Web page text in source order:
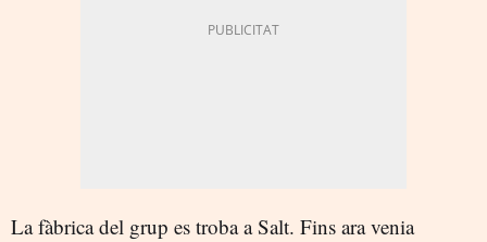
La fàbrica del grup es troba a Salt. Fins ara venia